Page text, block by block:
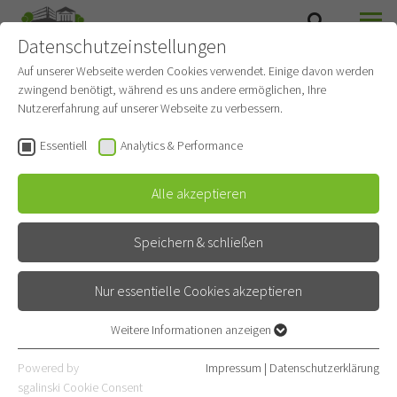
Medizincontrolling
MITARBEITER
SUCHE IN DER AKTUELLEN LISTE
ALLE FUNKTIONEN
Datenschutzeinstellungen
Auf unserer Webseite werden Cookies verwendet. Einige davon werden
zwingend benötigt, während es uns andere ermöglichen, Ihre
Nutzererfahrung auf unserer Webseite zu verbessern.
Essentiell Analytics & Performance
Alle akzeptieren
Speichern & schließen
Nur essentielle Cookies akzeptieren
Essentielle Cookies werden für grundlegende Funktionen der
Webseite benötigt. Dadurch ist gewährleistet, dass die Webseite
Weitere Informationen anzeigen
Powered by
sgalinski Cookie Consent
Impressum | Datenschutzerklärung